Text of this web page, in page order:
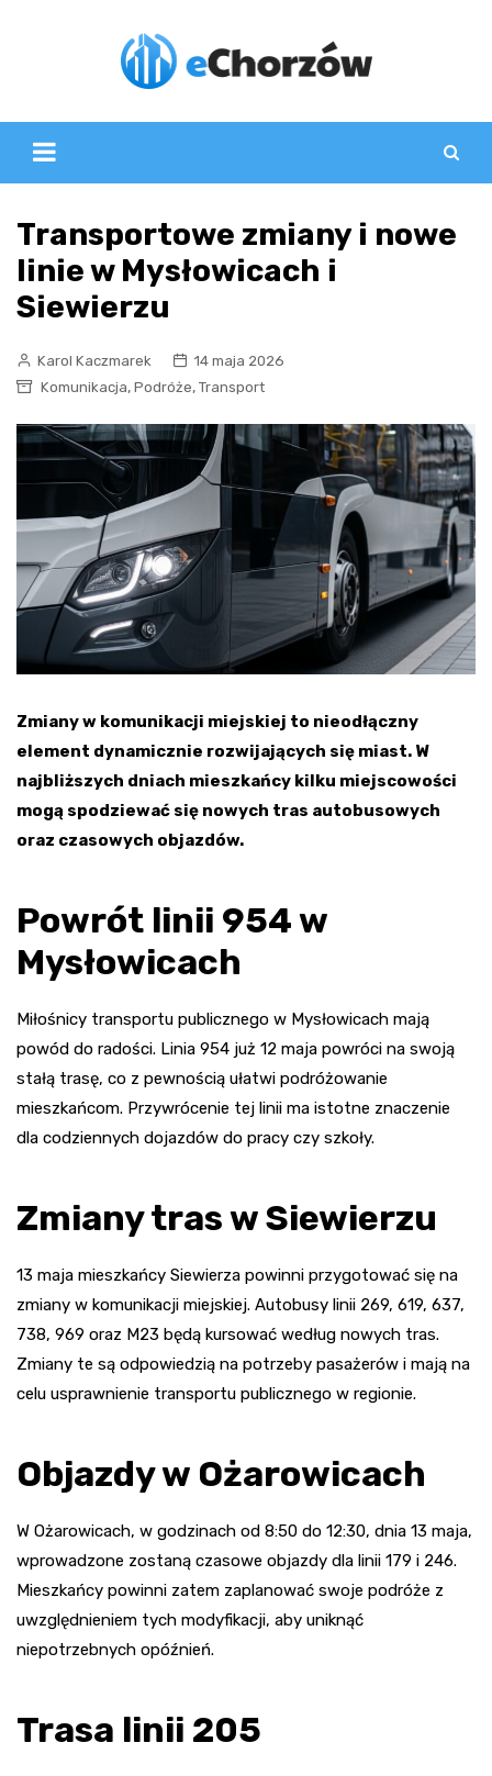
Transportowe zmiany i nowe
linie w Mysłowicach i
Siewierzu
Karol Kaczmarek
14 maja 2026
Komunikacja, Podróże, Transport
Zmiany w komunikacji miejskiej to nieodłączny
element dynamicznie rozwijających się miast. W
najbliższych dniach mieszkańcy kilku miejscowości
mogą spodziewać się nowych tras autobusowych
oraz czasowych objazdów.
Powrót linii 954 w
Mysłowicach
Miłośnicy transportu publicznego w Mysłowicach mają
powód do radości. Linia 954 już 12 maja powróci na swoją
stałą trasę, co z pewnością ułatwi podróżowanie
mieszkańcom. Przywrócenie tej linii ma istotne znaczenie
dla codziennych dojazdów do pracy czy szkoły.
Zmiany tras w Siewierzu
13 maja mieszkańcy Siewierza powinni przygotować się na
zmiany w komunikacji miejskiej. Autobusy linii 269, 619, 637,
738, 969 oraz M23 będą kursować według nowych tras.
Zmiany te są odpowiedzią na potrzeby pasażerów i mają na
celu usprawnienie transportu publicznego w regionie.
Objazdy w Ożarowicach
W Ożarowicach, w godzinach od 8:50 do 12:30, dnia 13 maja,
wprowadzone zostaną czasowe objazdy dla linii 179 i 246.
Mieszkańcy powinni zatem zaplanować swoje podróże z
uwzględnieniem tych modyfikacji, aby uniknąć
niepotrzebnych opóźnień.
Trasa linii 205